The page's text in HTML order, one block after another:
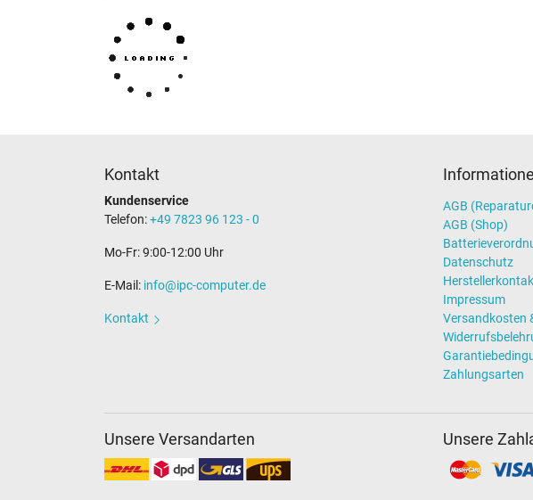
Kontakt
Kundenservice
Telefon:+49 7823 96 123 - 0
Mo-Fr: 9:00-12:00 Uhr
E-Mail: info@ipc-computer.de
Kontakt
AGB
AGB (Shop)
Datenschutz
Impressum
Versandkosten
Zahlungsarten
Unsere Versandarten Unsere